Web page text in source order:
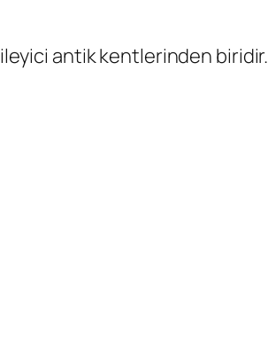
antik kentlerinden biridir.